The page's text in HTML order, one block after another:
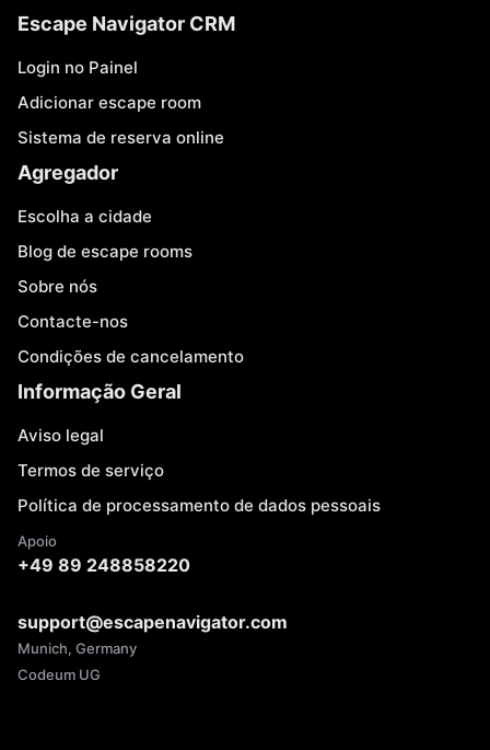
Escape Navigator CRM
Login no Painel
Adicionar escape room
Sistema de reserva online
Agregador
Escolha a cidade
Blog de escape rooms
Sobre nós
Contacte-nos
Condições de cancelamento
Informação Geral
Aviso legal
Termos de serviço
Política de processamento de dados pessoais
Apoio
+49 89 248858220
support@escapenavigator.com
Munich, Germany
Codeum UG